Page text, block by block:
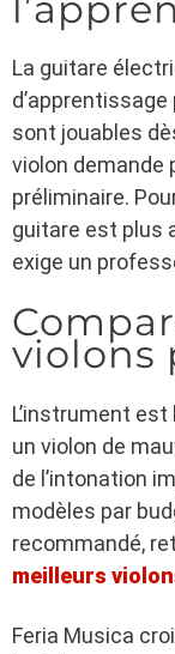
La guitare
sont jouables
violon demande
préliminaire.
guitare est plus
exige un
violons
L’instrument
un violon de
de l’intonation
modèles par
recommandé,
meilleurs
Feria Musica